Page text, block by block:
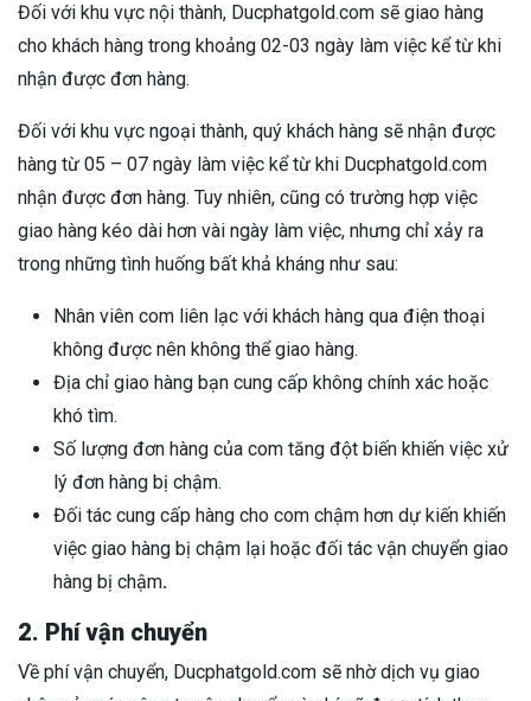
Đối với khu vực nội thành, Ducphatgold.com sẽ giao hàng
cho khách hàng trong khoảng 02-03 ngày làm việc kể từ khi
nhận được đơn hàng.
Đối với khu vực ngoại thành, quý khách hàng sẽ nhận được
hàng từ 05 – 07 ngày làm việc kể từ khi Ducphatgold.com
nhận được đơn hàng. Tuy nhiên, cũng có trường hợp việc
giao hàng kéo dài hơn vài ngày làm việc, nhưng chỉ xảy ra
trong những tình huống bất khả kháng như sau:
Nhân viên com liên lạc với khách hàng qua điện thoại
không được nên không thể giao hàng.
Địa chỉ giao hàng bạn cung cấp không chính xác hoặc
khó tìm.
Số lượng đơn hàng của com tăng đột biến khiến việc xử
lý đơn hàng bị chậm.
Đối tác cung cấp hàng cho com chậm hơn dự kiến khiến
việc giao hàng bị chậm lại hoặc đối tác vận chuyển giao
hàng bị chậm.
2. Phí vận chuyển
Về phí vận chuyển, Ducphatgold.com sẽ nhờ dịch vụ giao